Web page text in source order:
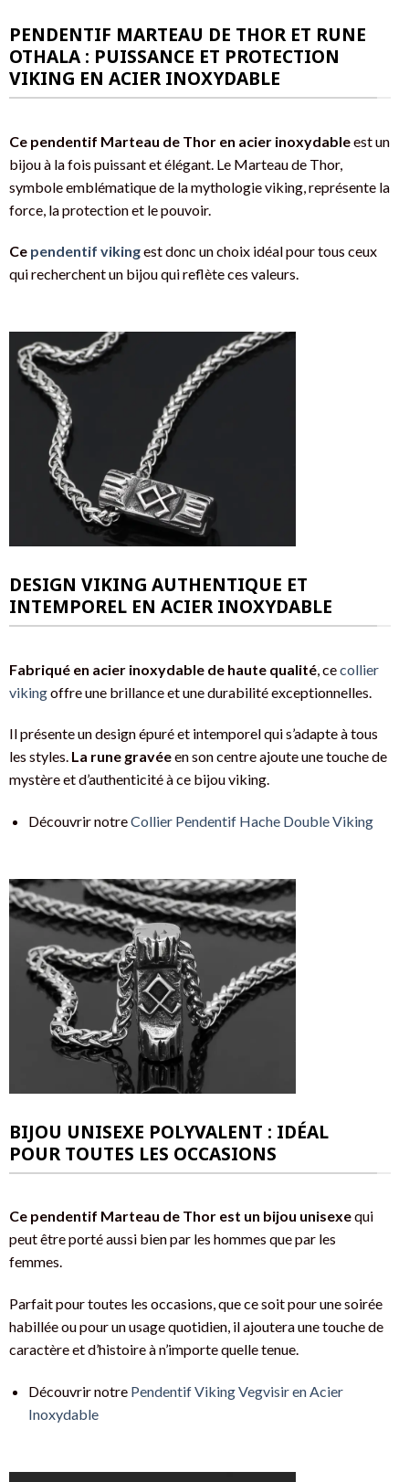
PENDENTIF MARTEAU DE THOR ET RUNE
OTHALA : PUISSANCE ET PROTECTION
VIKING EN ACIER INOXYDABLE
Ce pendentif Marteau de Thor en acier inoxydableest un
bijou à la fois puissant et élégant. Le Marteau de Thor,
symbole emblématique de la mythologie viking, représente la
force, la protection et le pouvoir.
Ce pendentif vikingest donc un choix idéal pour tous ceux
qui recherchent un bijou qui reflète ces valeurs.
DESIGN VIKING AUTHENTIQUE ET
INTEMPOREL EN ACIER INOXYDABLE
Fabriqué en acier inoxydable de haute qualité, cecollier
vikingoffre une brillance et une durabilité exceptionnelles.
Il présente un design épuré et intemporel qui s’adapte à tous
les styles. La rune gravéeen son centre ajoute une touche de
mystère et d’authenticité à ce bijou viking.
Découvrir notreCollier Pendentif Hache Double Viking
BIJOU UNISEXE POLYVALENT : IDÉAL
POUR TOUTES LES OCCASIONS
Ce pendentif Marteau de Thor est un bijou unisexequi
peut être porté aussi bien par les hommes que par les
femmes.
Parfait pour toutes les occasions, que ce soit pour une soirée
habillée ou pour un usage quotidien, il ajoutera une touche de
caractère et d’histoire à n’importe quelle tenue.
Découvrir notre Pendentif Viking Vegvisir en Acier
Inoxydable